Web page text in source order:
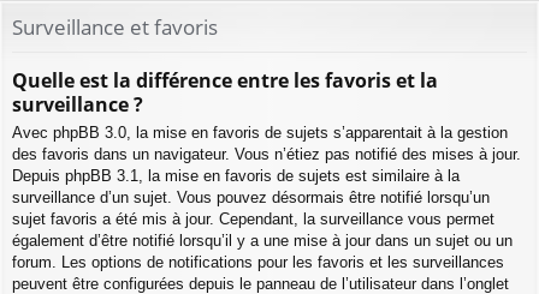
Surveillance et favoris
Quelle est la différence entre les favoris et la
surveillance ?
Avec phpBB 3.0, la mise en favoris de sujets s’apparentait à la gestion
des favoris dans un navigateur. Vous n’étiez pas notifié des mises à jour.
Depuis phpBB 3.1, la mise en favoris de sujets est similaire à la
surveillance d’un sujet. Vous pouvez désormais être notifié lorsqu’un
sujet favoris a été mis à jour. Cependant, la surveillance vous permet
également d’être notifié lorsqu’il y a une mise à jour dans un sujet ou un
forum. Les options de notifications pour les favoris et les surveillances
peuvent être configurées depuis le panneau de l’utilisateur dans l’onglet